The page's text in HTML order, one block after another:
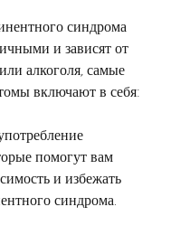
синдрома
и зависят от
алкоголя, самые
включают в себя:
помогут вам
и избежать
синдрома.